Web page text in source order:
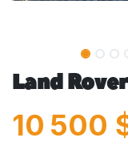
Land
10 500